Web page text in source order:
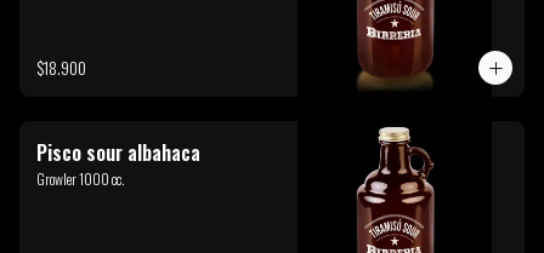
$18.900
Pisco sour albahaca
Growler 1000 cc.